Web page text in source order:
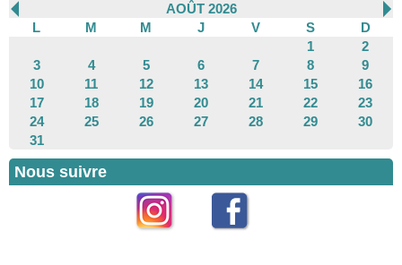
AOÛT 2026
L
M M J V S
D
1
2
3
4 5 6 7 8
9
10
11 12 13 14 15
16
17
18 19 20 21 22
23
24
25 26 27 28 29
30
31
Nous suivre